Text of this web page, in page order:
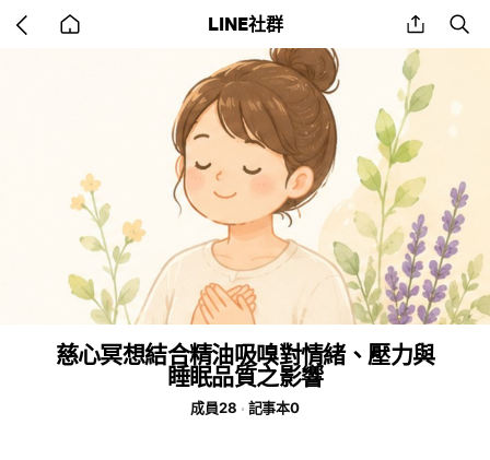
back LINE社群 share
慈心冥想結合精油吸嗅對情緒、壓力與
睡眠品質之影響
成員28 記事本0